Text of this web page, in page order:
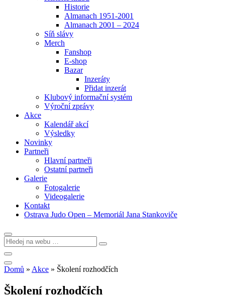
Historie
Almanach 1951-2001
Almanach 2001 – 2024
Síň slávy
Merch
Fanshop
E-shop
Bazar
Inzeráty
Přidat inzerát
Klubový informační systém
Výroční zprávy
Akce
Kalendář akcí
Výsledky
Novinky
Partneři
Hlavní partneři
Ostatní partneři
Galerie
Fotogalerie
Videogalerie
Kontakt
Ostrava Judo Open – Memoriál Jana Stankoviče
Domů » Akce » Školení rozhodčích
Školení rozhodčích